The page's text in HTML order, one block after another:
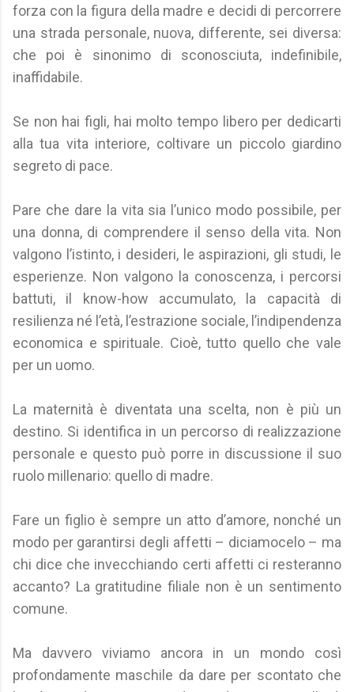
forza con la figura della madre e decidi di percorrere
una strada personale, nuova, differente, sei diversa:
che poi è sinonimo di sconosciuta, indefinibile,
inaffidabile.
Se non hai figli, hai molto tempo libero per dedicarti
alla tua vita interiore, coltivare un piccolo giardino
segreto di pace.
Pare che dare la vita sia l’unico modo possibile, per
una donna, di comprendere il senso della vita. Non
valgono l’istinto, i desideri, le aspirazioni, gli studi, le
esperienze. Non valgono la conoscenza, i percorsi
battuti, il know-how accumulato, la capacità di
resilienza né l’età, l’estrazione sociale, l’indipendenza
economica e spirituale. Cioè, tutto quello che vale
per un uomo.
La maternità è diventata una scelta, non è più un
destino. Si identifica in un percorso di realizzazione
personale e questo può porre in discussione il suo
ruolo millenario: quello di madre.
Fare un figlio è sempre un atto d’amore, nonché un
modo per garantirsi degli affetti – diciamocelo – ma
chi dice che invecchiando certi affetti ci resteranno
accanto? La gratitudine filiale non è un sentimento
comune.
Ma davvero viviamo ancora in un mondo così
profondamente maschile da dare per scontato che